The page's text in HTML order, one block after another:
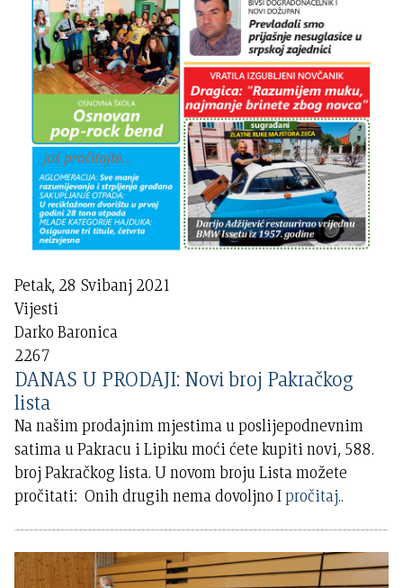
Petak, 28 Svibanj 2021
Vijesti
Darko Baronica
2267
DANAS U PRODAJI: Novi broj Pakračkog
lista
Na našim prodajnim mjestima u poslijepodnevnim
satima u Pakracu i Lipiku moći ćete kupiti novi, 588.
broj Pakračkog lista. U novom broju Lista možete
pročitati: Onih drugih nema dovoljno Ipročitaj..